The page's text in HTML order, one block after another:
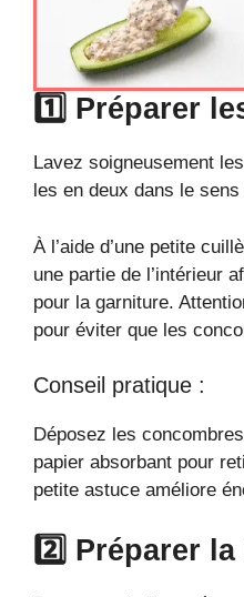
1️⃣ Préparer
Lavez soigneusement
les en deux dans le
À l’aide d’une petite
une partie de l’intérieur
pour la garniture.
pour éviter que les
Conseil pratique :
Déposez les
papier absorbant pour
petite astuce améliore
2️⃣ Préparer